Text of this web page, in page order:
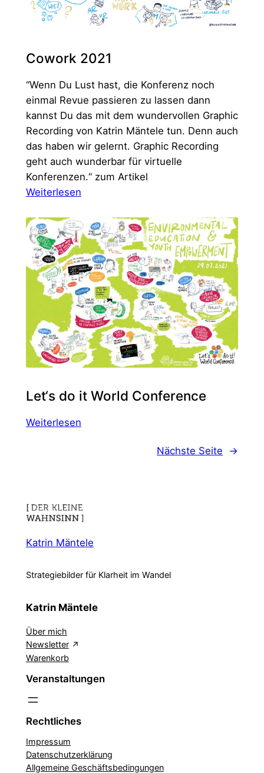
Cowork 2021
“Wenn Du Lust hast, die Konferenz noch
einmal Revue passieren zu lassen dann
kannst Du das mit dem wundervollen Graphic
Recording von Katrin Mäntele tun. Denn auch
das haben wir gelernt. Graphic Recording
geht auch wunderbar für virtuelle
Konferenzen.“ zum Artikel
Weiterlesen:
2021
Let‘s do it World Conference
Weiterlesen:
Nächste Seite →
Katrin Mäntele
Strategiebilder für Klarheit im Wandel
Katrin Mäntele
Über mich
Newsletter
Warenkorb
Veranstaltungen
Rechtliches
Impressum
Datenschutzerklärung
Allgemeine Geschäftsbedingungen